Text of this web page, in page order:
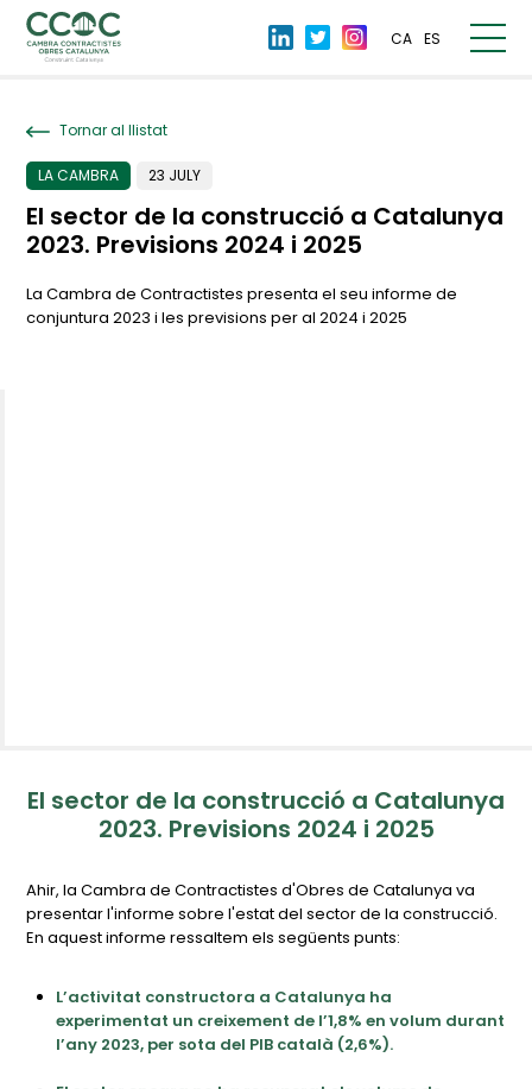
CA ES
Tornar al llistat
LA CAMBRA 23 JULY
El sector de la construcció a Catalunya
2023. Previsions 2024 i 2025
La Cambra de Contractistes presenta el seu informe de
conjuntura 2023 i les previsions per al 2024 i 2025
El sector de la construcció a Catalunya
2023. Previsions 2024 i 2025
Ahir, la Cambra de Contractistes d'Obres de Catalunya va
presentar l'informe sobre l'estat del sector de la construcció.
En aquest informe ressaltem els següents punts:
L’activitat constructora a Catalunya ha
experimentat un creixement de l’1,8% en volum durant
l’any 2023, per sota del PIB català (2,6%).